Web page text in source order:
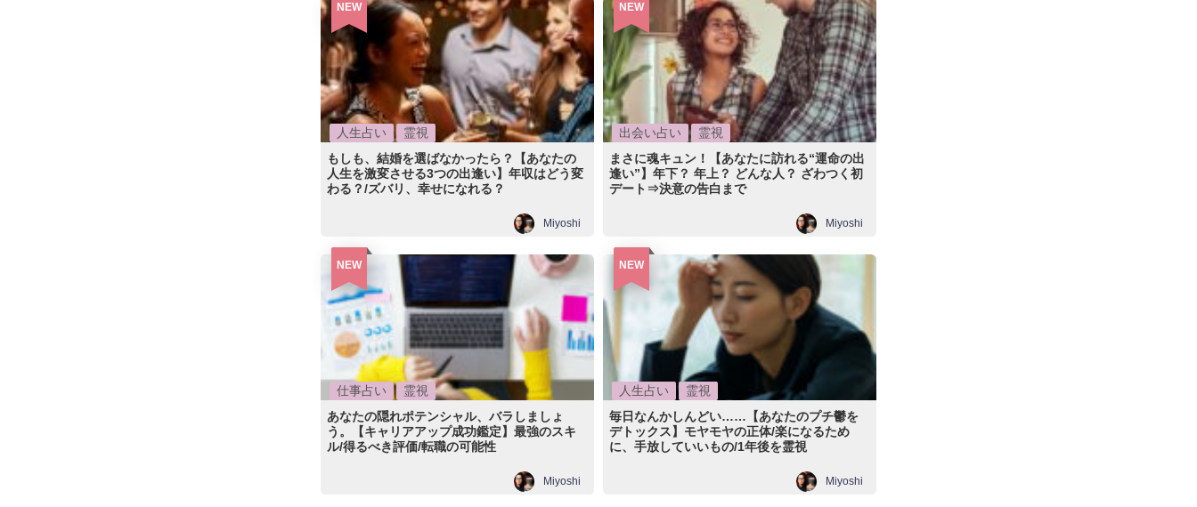
NEW
人生占い
霊視
もしも、結婚を選ばなかったら？【あなたの
人生を激変させる3つの出逢い】年収はどう変
わる？/ズバリ、幸せになれる？
Miyoshi
NEW
出会い占い
霊視
まさに魂キュン！【あなたに訪れる“運命の出
逢い”】年下？ 年上？ どんな人？ ざわつく初
デート⇒決意の告白まで
Miyoshi
NEW
仕事占い
霊視
あなたの隠れポテンシャル、バラしましょ
う。【キャリアアップ成功鑑定】最強のスキ
ル/得るべき評価/転職の可能性
Miyoshi
NEW
人生占い
霊視
毎日なんかしんどい……【あなたのプチ鬱を
デトックス】モヤモヤの正体/楽になるため
に、手放していいもの/1年後を霊視
Miyoshi